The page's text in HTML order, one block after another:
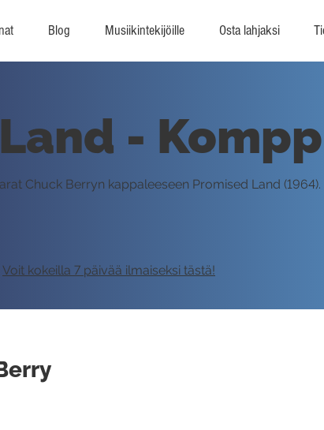
Blog Musiikintekijöille Osta lahjaksi
-
Chuck Berryn kappaleeseen Promised Land (1964).
Voit kokeilla 7 päivää ilmaiseksi tästä!